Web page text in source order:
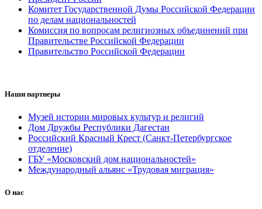
Комитет Государственной Думы Российской Федерации
по делам национальностей
Комиссия по вопросам религиозных объединений при
Правительстве Российской Федерации
Правительство Российской Федерации
Наши партнеры
Музей истории мировых культур и религий
Дом Дружбы Республики Дагестан
Российский Красный Крест (Санкт-Петербургское
отделение)
ГБУ «Московский дом национальностей»
Международный альянс «Трудовая миграция»
О нас